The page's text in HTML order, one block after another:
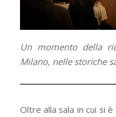
Un momento della
Milano, nelle storiche
Oltre alla sala in cui si